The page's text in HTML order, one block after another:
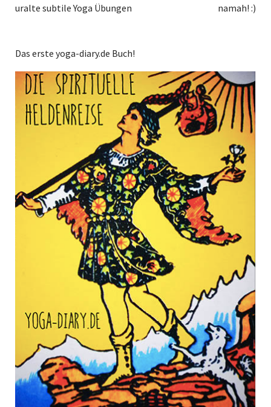
uralte subtile Yoga Übungen
namah! :)
Das erste yoga-diary.de Buch!